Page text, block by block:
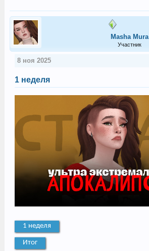
Masha Mura
Участник
8 ноя 2025
1 неделя
1 неделя
Итог